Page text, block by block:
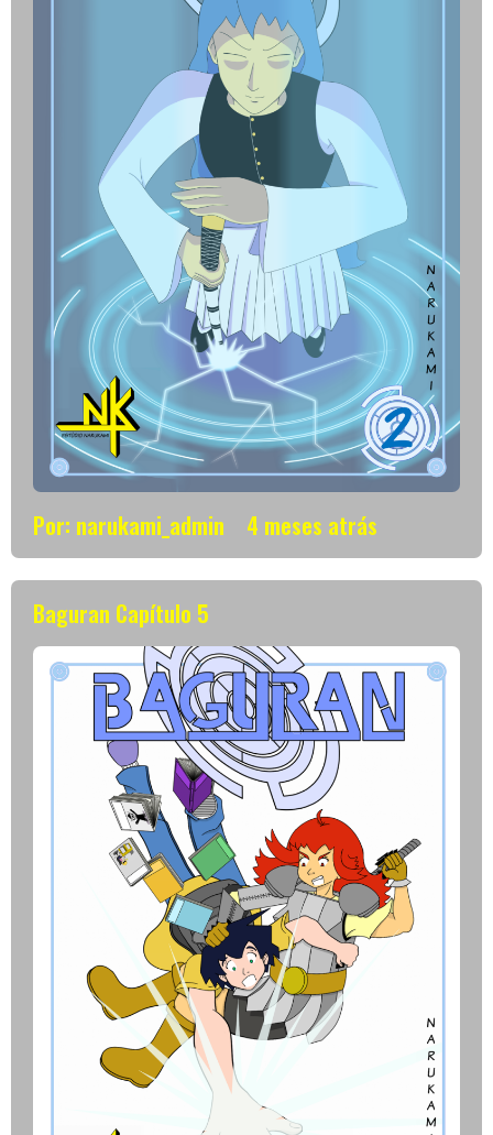
Por: narukami_admin 4 meses atrás
Baguran Capítulo 5